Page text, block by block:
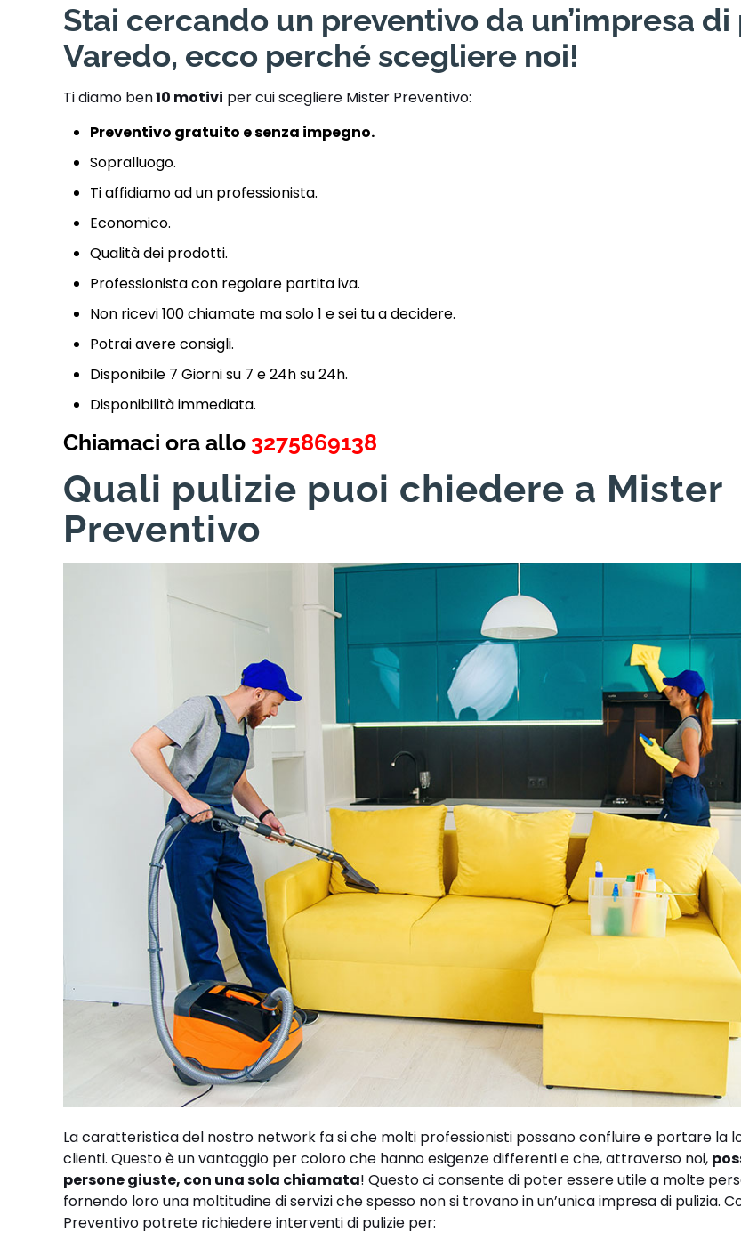
Stai cercando un preventivo da un’impresa
Varedo, ecco perché scegliere noi!
Ti diamo ben10 motivi per cui scegliere Mister Preventivo:
Preventivo gratuito e senza impegno.
Sopralluogo.
Ti affidiamo ad un professionista.
Economico.
Qualità dei prodotti.
Professionista con regolare partita iva.
Non ricevi 100 chiamate ma solo 1 e sei tu a decidere.
Potrai avere consigli.
Disponibile 7 Giorni su 7 e 24h su 24h.
Disponibilità immediata.
Chiamaci ora allo 3275869138
Quali pulizie puoi chiedere a Mister
Preventivo
La caratteristica del nostro network fa si che molti professionisti possano confluire e portare la
clienti. Questo è un vantaggio per coloro che hanno esigenze differenti e che, attraverso noi,
persone giuste, con una sola chiamata! Questo ci consente di poter essere utile a molte
fornendo loro una moltitudine di servizi che spesso non si trovano in un’unica impresa di pulizia.
Preventivo potrete richiedere interventi di pulizie per: